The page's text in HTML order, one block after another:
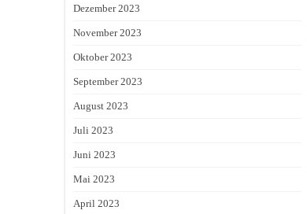
Dezember 2023
November 2023
Oktober 2023
September 2023
August 2023
Juli 2023
Juni 2023
Mai 2023
April 2023